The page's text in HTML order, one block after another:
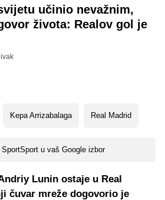
učinio nevažnim,
života: Realov gol je
Kepa Arrizabalaga Real Madrid
SportSport u vaš Google izbor
Lunin ostaje u Real
čuvar mreže dogovorio je